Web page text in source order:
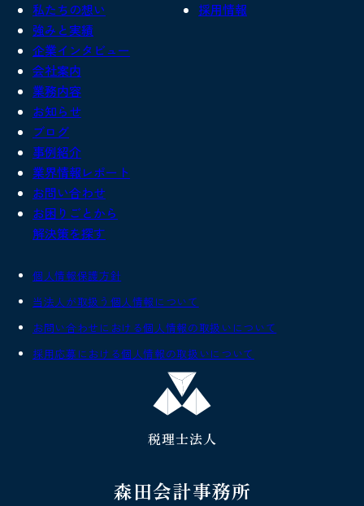
私たちの想い
強みと実績
企業インタビュー
会社案内
業務内容
お知らせ
ブログ
事例紹介
業界情報レポート
お問い合わせ
お困りごとから
解決策を探す
採用情報
個人情報保護方針
当法人が取扱う個人情報について
お問い合わせにおける個人情報の取扱いについて
採用応募における個人情報の取扱いについて
森田会計事務所
税理士法人